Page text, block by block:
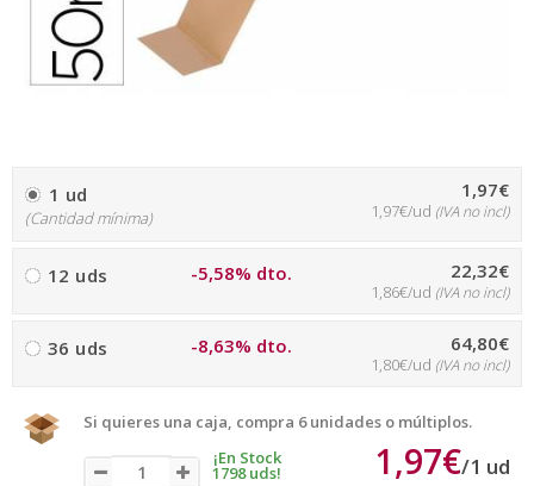
1 ud
(Cantidad mínima)
1,97€
1,97€/ud (IVA no incl)
12 uds -5,58% dto. 22,32€
1,86€/ud (IVA no incl)
36 uds -8,63% dto. 64,80€
1,80€/ud (IVA no incl)
Si quieres una caja, compra 6 unidades o múltiplos.
¡En Stock
1798 uds! 1,97€/1 ud